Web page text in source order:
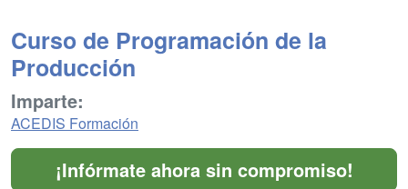
Curso de Programación de la
Producción
Imparte:
ACEDIS Formación
¡Infórmate ahora sin compromiso!